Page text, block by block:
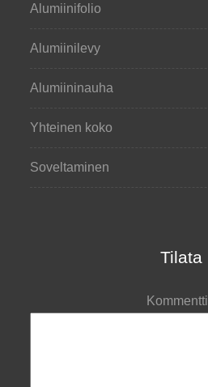
Alumiinifolio
Alumiinilevy
Alumiininauha
Yhteinen koko
Soveltaminen
Tilata
Kommentti